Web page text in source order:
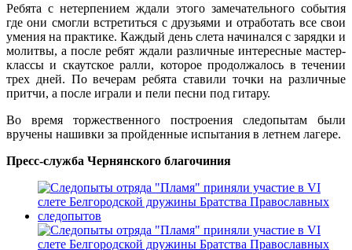
Ребята с нетерпением ждали этого замечательного события
где они смогли встретиться с друзьями и отработать все свои
умения на практике. Каждый день слета начинался с зарядки и
молитвы, а после ребят ждали различные интересные мастер-
классы и скаутское ралли, которое продолжалось в течении
трех дней. По вечерам ребята ставили точки на различные
притчи, а после играли и пели песни под гитару.
Во время торжественного построения следопытам были
вручены нашивки за пройденные испытания в летнем лагере.
Пресс-служба Чернянского благочиния